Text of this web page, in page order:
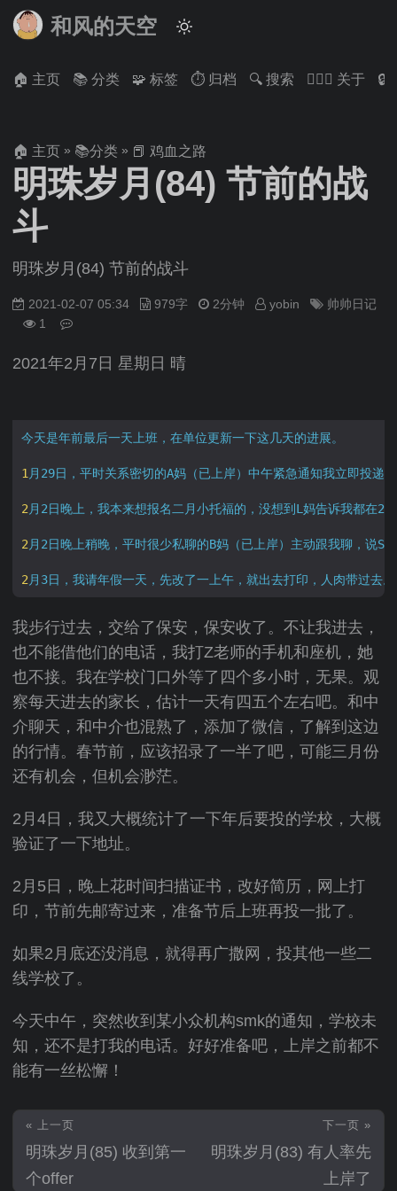
和风的天空
🏠 主页 📚 分类 🧩 标签 ⏱ 归档 🔍 搜索 🙋🏻‍♂️ 关于 🔒
🏠 主页 » 📚分类 » 📕 鸡血之路
明珠岁月(84) 节前的战
斗
明珠岁月(84) 节前的战斗
2021-02-07 05:34 979字 2分钟 yobin
帅帅日记
1
2021年2月7日 星期日 晴
今天是年前最后一天上班，在单位更新一下这几天的进展。
1 月29日，平时关系密切的A妈（已上岸）中午紧急通知我立即投
2 月2日晚上，我本来想报名二月小托福的，没想到L妈告诉我都在2
2 月2日晚上稍晚，平时很少私聊的B妈（已上岸）主动跟我聊，说
2 月3日，我请年假一天，先改了一上午，就出去打印，人肉带过去
我步行过去，交给了保安，保安收了。不让我进去，
也不能借他们的电话，我打Z老师的手机和座机，她
也不接。我在学校门口外等了四个多小时，无果。观
察每天进去的家长，估计一天有四五个左右吧。和中
介聊天，和中介也混熟了，添加了微信，了解到这边
的行情。春节前，应该招录了一半了吧，可能三月份
还有机会，但机会渺茫。
2月4日，我又大概统计了一下年后要投的学校，大概
验证了一下地址。
2月5日，晚上花时间扫描证书，改好简历，网上打
印，节前先邮寄过来，准备节后上班再投一批了。
如果2月底还没消息，就得再广撒网，投其他一些二
线学校了。
今天中午，突然收到某小众机构smk的通知，学校未
知，还不是打我的电话。好好准备吧，上岸之前都不
能有一丝松懈！
« 上一页
明珠岁月(85) 收到第一
个offer
下一页 »
明珠岁月(83) 有人率先
上岸了